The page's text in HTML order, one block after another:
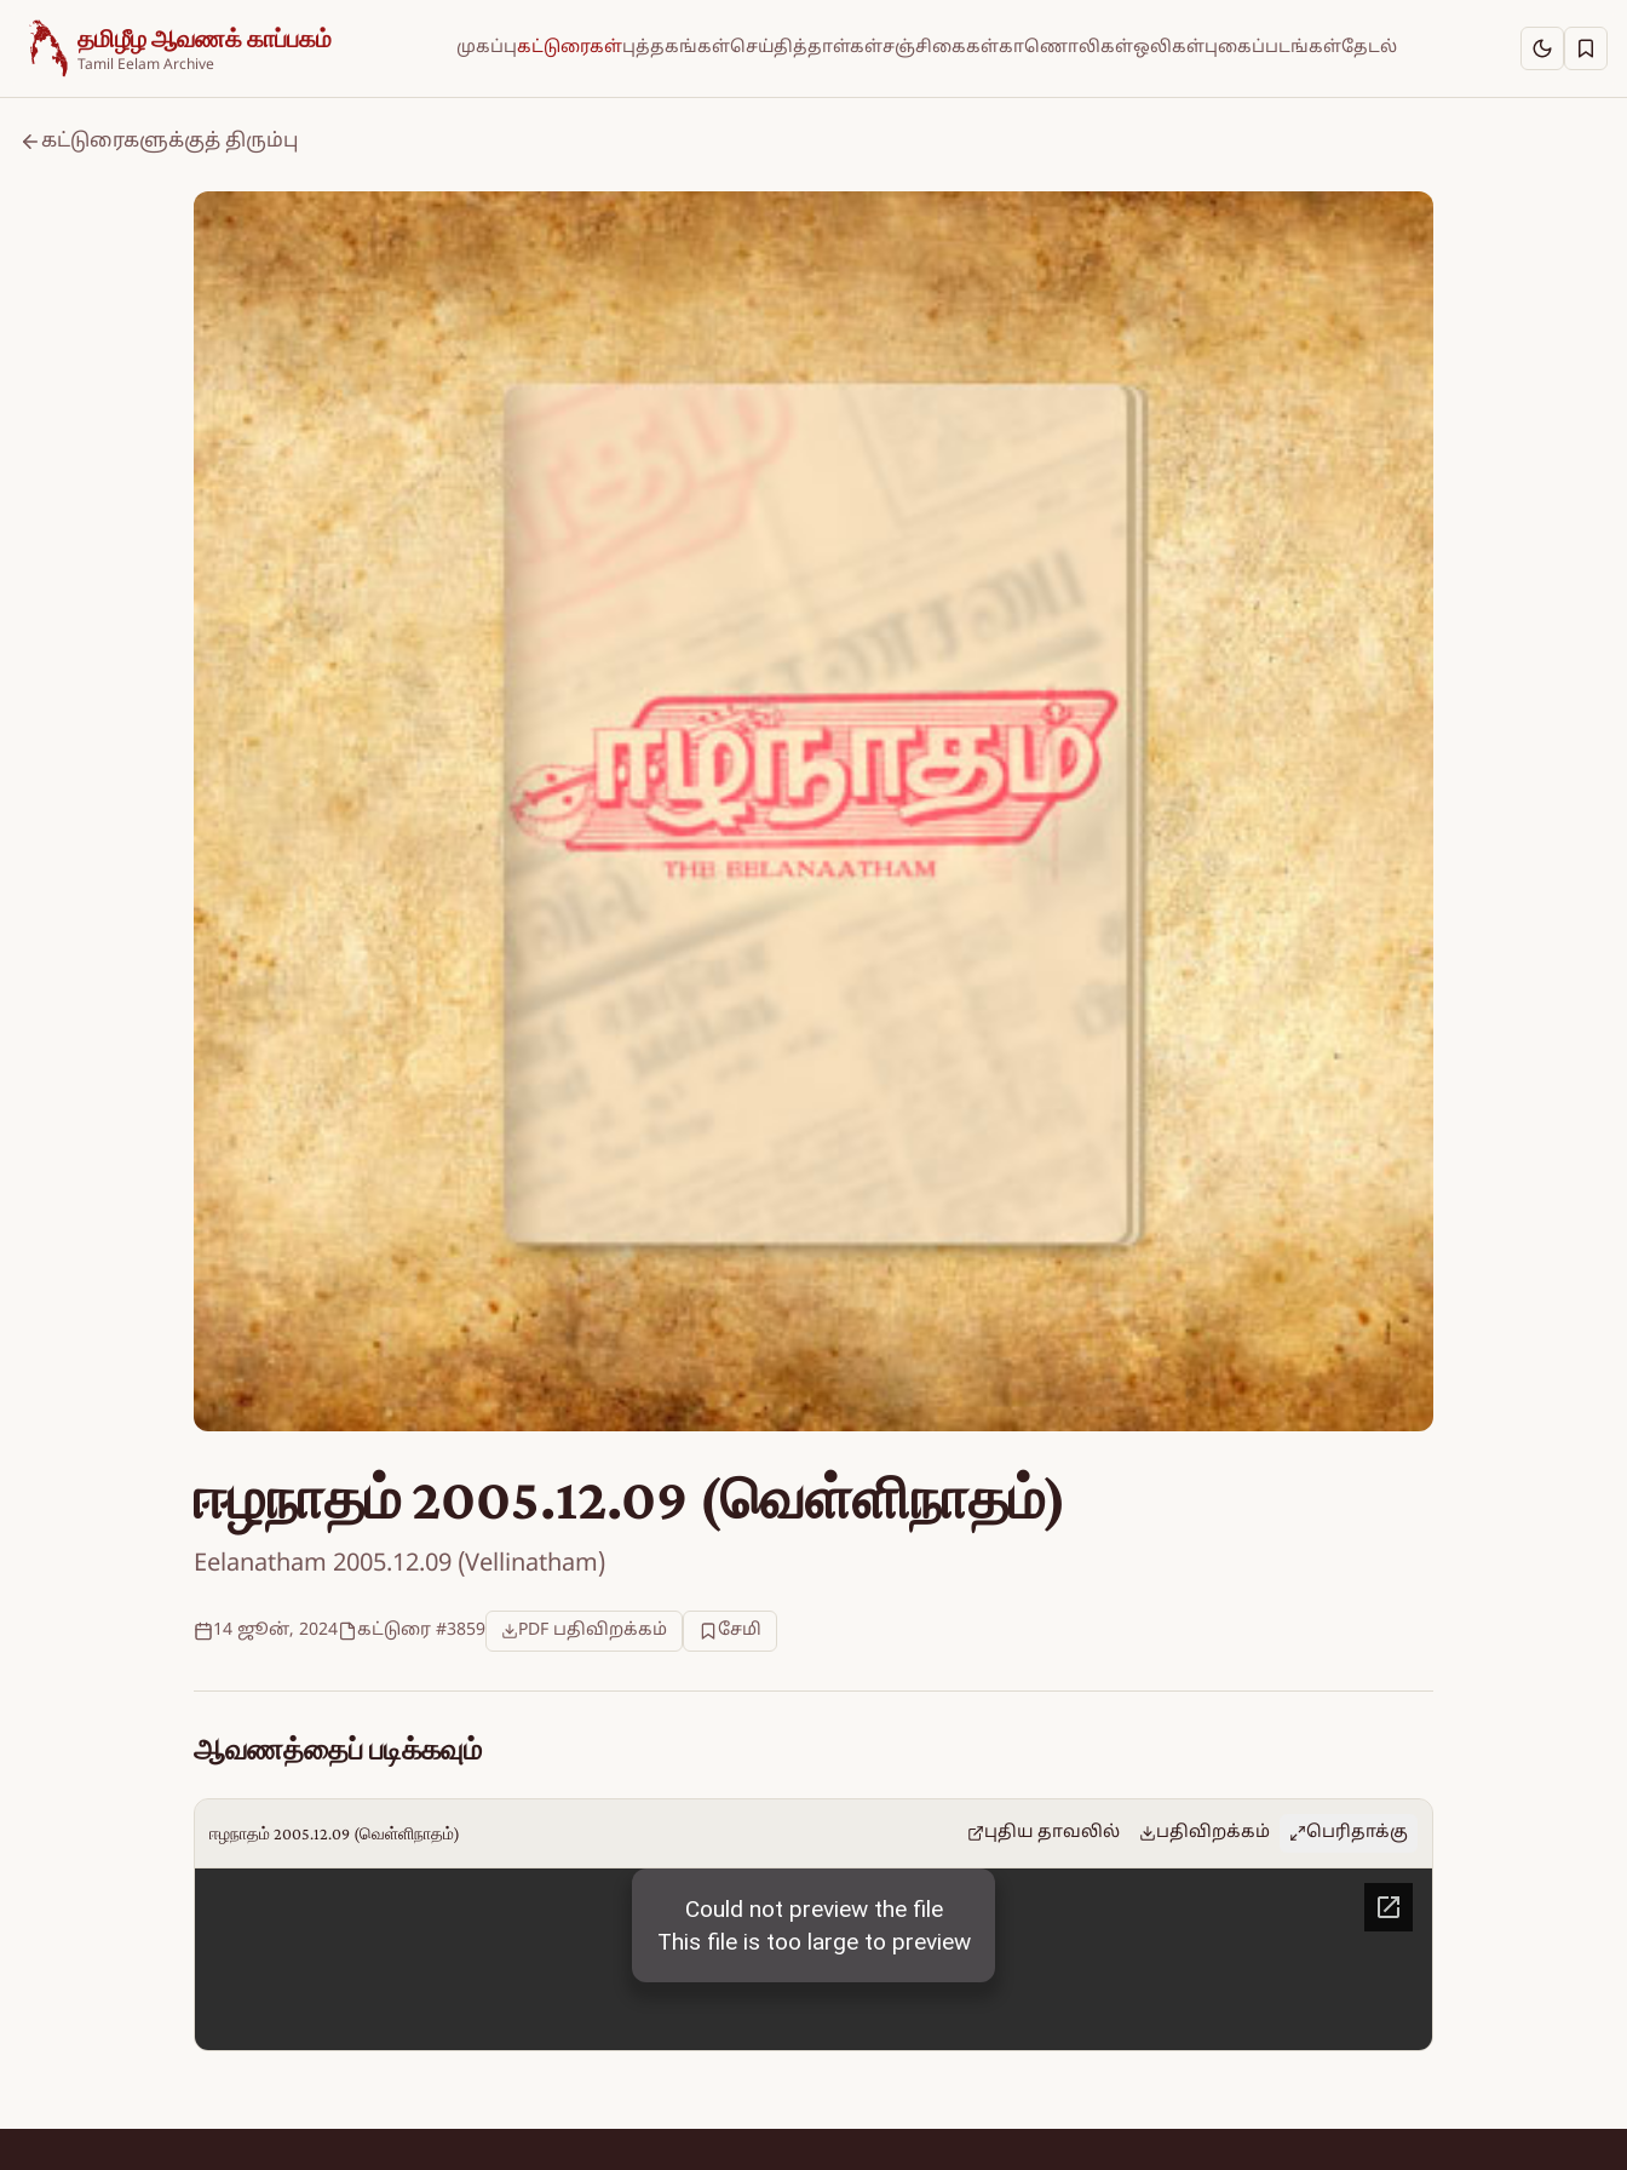
உள்ளடக்கத்திற்குச் செல்க
தமிழீழ ஆவணக் காப்பகம்
Tamil Eelam Archive
முகப்புகட்டுரைகள்புத்தகங்கள்செய்தித்தாள்கள்சஞ்சிகைகள்காணொலிகள்ஒலிகள்புகைப்படங்கள்தேடல்
கட்டுரைகளுக்குத் திரும்பு
ஈழநாதம் 2005.12.09 (வெள்ளிநாதம்)
Eelanatham 2005.12.09 (Vellinatham)
14 ஜூன், 2024 கட்டுரை #3859 PDF பதிவிறக்கம் சேமி
ஆவணத்தைப் படிக்கவும்
ஈழநாதம் 2005.12.09 (வெள்ளிநாதம்) புதிய தாவலில் பதிவிறக்கம் பெரிதாக்கு